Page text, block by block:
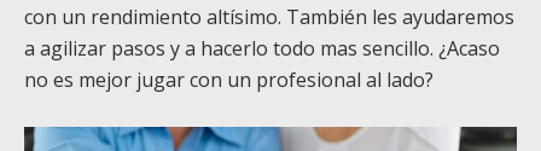
con un rendimiento altísimo. También les ayudaremos
a agilizar pasos y a hacerlo todo mas sencillo. ¿Acaso
no es mejor jugar con un profesional al lado?